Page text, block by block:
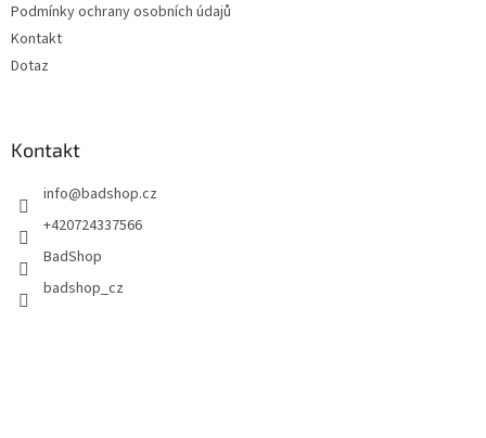
Podmínky ochrany osobních údajů
Kontakt
Dotaz
Kontakt
info@badshop.cz
+420724337566
BadShop
badshop_cz